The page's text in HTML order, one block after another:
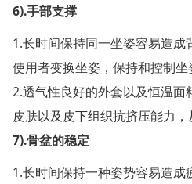
6).手部支撑
1.长时间保持同一坐姿容易造
使用者变换坐姿，保持和控制坐
2.透气性良好的外套以及恒温
皮肤以及皮下组织抗挤压能力，
7).骨盆的稳定
1.长时间保持一种姿势容易造